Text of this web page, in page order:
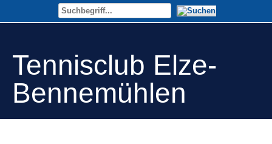
Tennisclub Elze-
Bennemühlen